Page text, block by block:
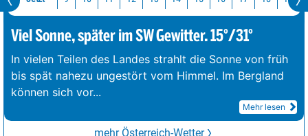
Viel Sonne, später im SW Gewitter. 15°/31°
In vielen Teilen des Landes strahlt die Sonne von früh
bis spät nahezu ungestört vom Himmel. Im Bergland
können sich vor...
Mehr lesen
mehr Österreich-Wetter